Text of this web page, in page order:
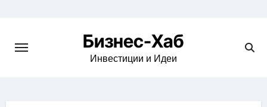
content
Бизнес-Хаб
Инвестиции и Идеи